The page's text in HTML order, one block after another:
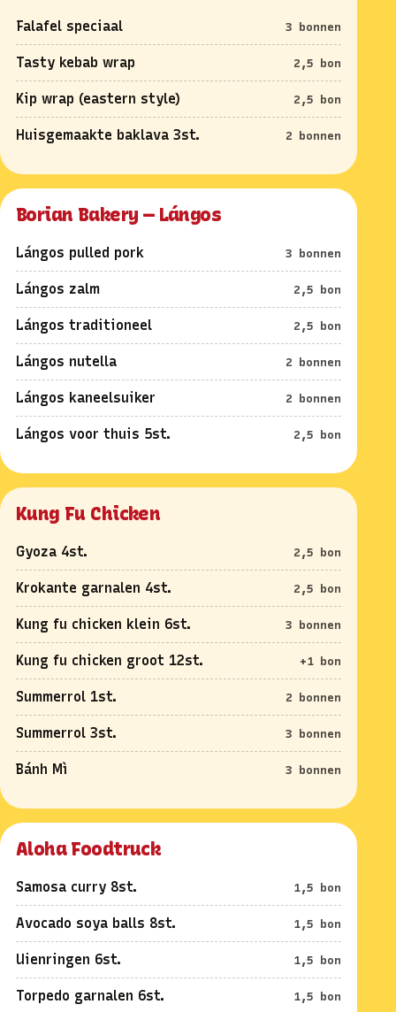
Falafel speciaal 3 bonnen
Tasty kebab wrap 2,5 bon
Kip wrap (eastern style) 2,5 bon
Huisgemaakte baklava 3st. 2 bonnen
Borian Bakery — Lángos
Lángos pulled pork 3 bonnen
Lángos zalm 2,5 bon
Lángos traditioneel 2,5 bon
Lángos nutella 2 bonnen
Lángos kaneelsuiker 2 bonnen
Lángos voor thuis 5st. 2,5 bon
Kung Fu Chicken
Gyoza 4st. 2,5 bon
Krokante garnalen 4st. 2,5 bon
Kung fu chicken klein 6st. 3 bonnen
Kung fu chicken groot 12st. +1 bon
Summerrol 1st. 2 bonnen
Summerrol 3st. 3 bonnen
Bánh Mì 3 bonnen
Aloha Foodtruck
Samosa curry 8st. 1,5 bon
Avocado soya balls 8st. 1,5 bon
Uienringen 6st. 1,5 bon
Torpedo garnalen 6st. 1,5 bon